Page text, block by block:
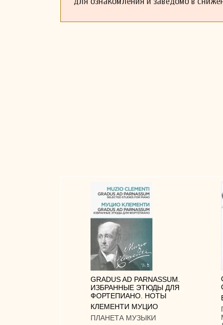
GRADUS AD PARNASSUM.
ИЗБРАННЫЕ ЭТЮДЫ ДЛЯ
ФОРТЕПИАНО. НОТЫ
КЛЕМЕНТИ МУЦИО
ПЛАНЕТА МУЗЫКИ